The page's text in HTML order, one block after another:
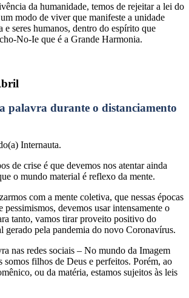
da humanidade, temos de rejeitar a lei do
modo de viver que manifeste a unidade
e seres humanos, dentro do espírito que
No-Ie que é a Grande Harmonia.
palavra durante o distanciamento
Internauta.
de crise é que devemos nos atentar ainda
o mundo material é reflexo da mente.
com a mente coletiva, que nessas épocas
pessimismos, devemos usar intensamente o
tanto, vamos tirar proveito positivo do
gerado pela pandemia do novo Coronavírus.
nas redes sociais – No mundo da Imagem
somos filhos de Deus e perfeitos. Porém, ao
ou da matéria, estamos sujeitos às leis